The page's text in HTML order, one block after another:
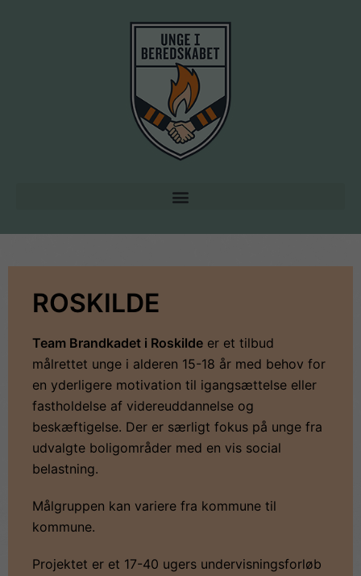
ROSKILDE
Team Brandkadet i Roskilde er et tilbud
målrettet unge i alderen 15-18 år med behov for
en yderligere motivation til igangsættelse eller
fastholdelse af videreuddannelse og
beskæftigelse. Der er særligt fokus på unge fra
udvalgte boligområder med en vis social
belastning.
Målgruppen kan variere fra kommune til
kommune.
Projektet er et 17-40 ugers undervisningsforløb